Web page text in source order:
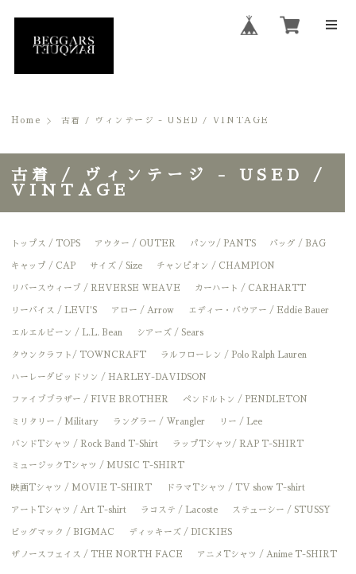
Home 古着 / ヴィンテージ - USED / VINTAGE
古着 / ヴィンテージ - USED /
VINTAGE
トップス / TOPS アウター / OUTER パンツ/ PANTS バッグ / BAG
キャップ / CAP サイズ / Size チャンピオン / CHAMPION
リバースウィーブ / REVERSE WEAVE カーハート / CARHARTT
リーバイス / LEVI'S アロー / Arrow エディー・バウアー / Eddie Bauer
エルエルビーン / L.L. Bean シアーズ / Sears
タウンクラフト/ TOWNCRAFT ラルフローレン / Polo Ralph Lauren
ハーレーダビッドソン / HARLEY-DAVIDSON
ファイブブラザー / FIVE BROTHER ペンドルトン / PENDLETON
ミリタリー / Military ラングラー / Wrangler リー / Lee
バンドTシャツ / Rock Band T-Shirt ラップTシャツ/ RAP T-SHIRT
ミュージックTシャツ / MUSIC T-SHIRT
映画Tシャツ / MOVIE T-SHIRT ドラマTシャツ / TV show T-shirt
アートTシャツ / Art T-shirt ラコステ / Lacoste ステューシー / STUSSY
ビッグマック / BIGMAC ディッキーズ / DICKIES
ザノースフェイス / THE NORTH FACE アニメTシャツ / Anime T-SHIRT